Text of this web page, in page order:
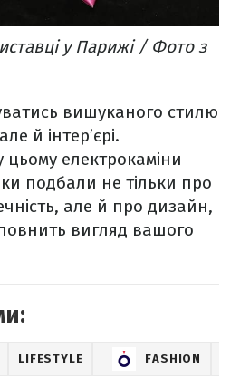
у Парижі / Фото з
вишуканого стилю
й інтер’єрі.
електрокаміни
подбали не тільки про
але й про дизайн,
вигляд вашого
LIFESTYLE FASHION